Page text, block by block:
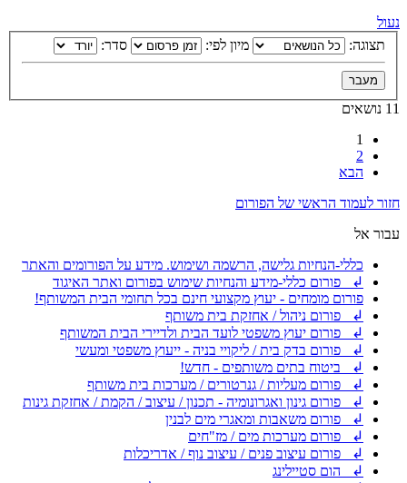
נעול
תצוגה:
מיון לפי: סדר:
11 נושאים
1
2
הבא
חזור לעמוד הראשי של הפורום
עבור אל
כללי-הנחיות גלישה, הרשמה ושימוש. מידע על הפורומים והאתר
↲ פורום כללי-מידע והנחיות שימוש בפורום ואתר האיגוד
פורום מומחים - יעוץ מקצועי חינם בכל תחומי הבית המשותף!
↲ פורום ניהול / אחזקת בית משותף
↲ פורום יעוץ משפטי לועד הבית ולדיירי הבית המשותף
↲ פורום בדק בית / ליקויי בניה - ייעוץ משפטי ומעשי
↲ ביטוח בתים משותפים - חדש!
↲ פורום מעליות / גנרטורים / מערכות בית משותף
↲ פורום גינון ואגרונומיה - תכנון / עיצוב / הקמת / אחזקת גינות
↲ פורום משאבות ומאגרי מים לבנין
↲ פורום מערכות מים / מז"חים
↲ פורום עיצוב פנים / עיצוב נוף / אדריכלות
↲ הום סטיילינג